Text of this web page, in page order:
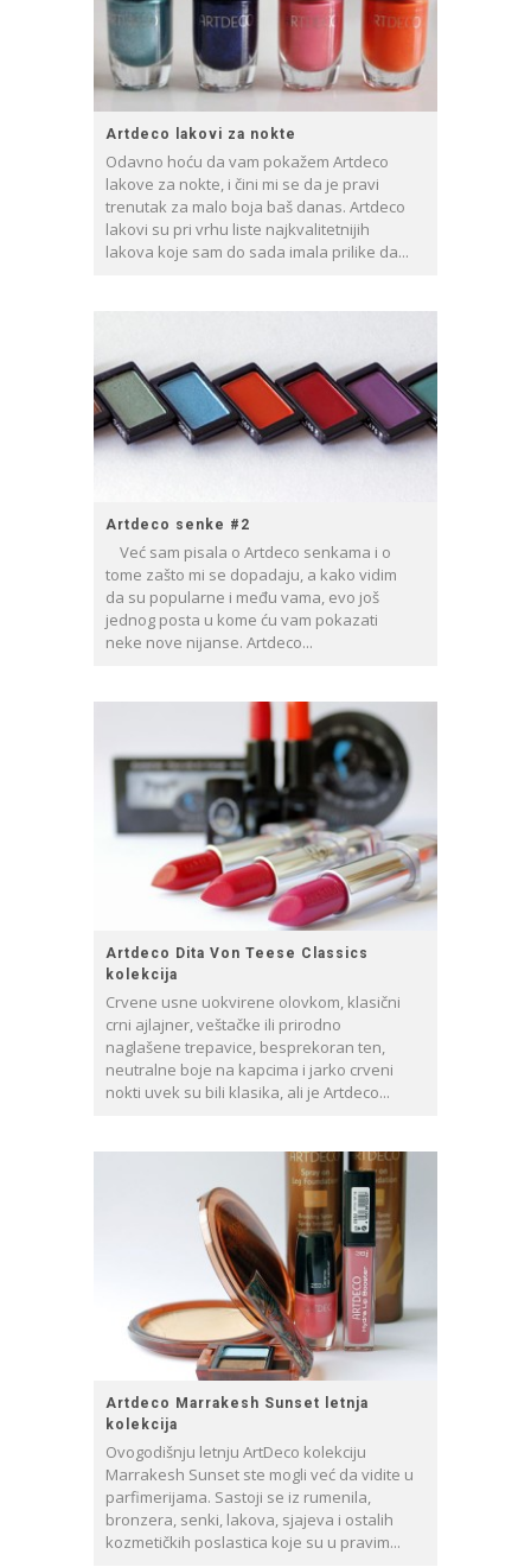
Artdeco lakovi za nokte
Odavno hoću da vam pokažem Artdeco
lakove za nokte, i čini mi se da je pravi
trenutak za malo boja baš danas. Artdeco
lakovi su pri vrhu liste najkvalitetnijih
lakova koje sam do sada imala prilike da...
Artdeco senke #2
Već sam pisala o Artdeco senkama i o
tome zašto mi se dopadaju, a kako vidim
da su popularne i među vama, evo još
jednog posta u kome ću vam pokazati
neke nove nijanse. Artdeco...
Artdeco Dita Von Teese Classics
kolekcija
Crvene usne uokvirene olovkom, klasični
crni ajlajner, veštačke ili prirodno
naglašene trepavice, besprekoran ten,
neutralne boje na kapcima i jarko crveni
nokti uvek su bili klasika, ali je Artdeco...
Artdeco Marrakesh Sunset letnja
kolekcija
Ovogodišnju letnju ArtDeco kolekciju
Marrakesh Sunset ste mogli već da vidite u
parfimerijama. Sastoji se iz rumenila,
bronzera, senki, lakova, sjajeva i ostalih
kozmetičkih poslastica koje su u pravim...